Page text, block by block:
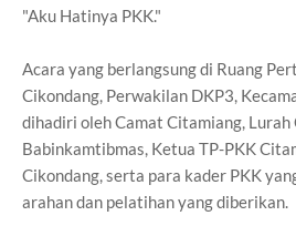
"Aku Hatinya PKK."
Acara yang berlangsung di Ruang
Cikondang, Perwakilan DKP3,
dihadiri oleh Camat Citamiang, Lurah
Babinkamtibmas, Ketua TP-PKK
Cikondang, serta para kader PKK
arahan dan pelatihan yang diberikan.